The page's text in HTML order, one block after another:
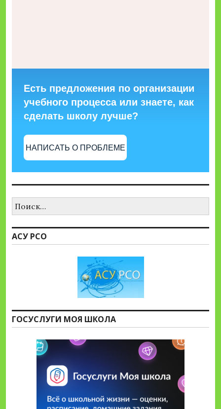
Есть предложения по организации
учебного процесса или знаете, как
сделать школу лучше?
НАПИСАТЬ О ПРОБЛЕМЕ
АСУ РСО
ГОСУСЛУГИ МОЯ ШКОЛА